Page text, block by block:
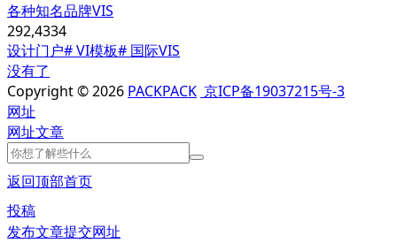
各种知名品牌VIS
292,4334
设计门户# VI模板# 国际VIS
没有了
Copyright © 2026 PACKPACK 京ICP备19037215号-3
网址
网址文章
返回顶部首页
投稿
发布文章提交网址